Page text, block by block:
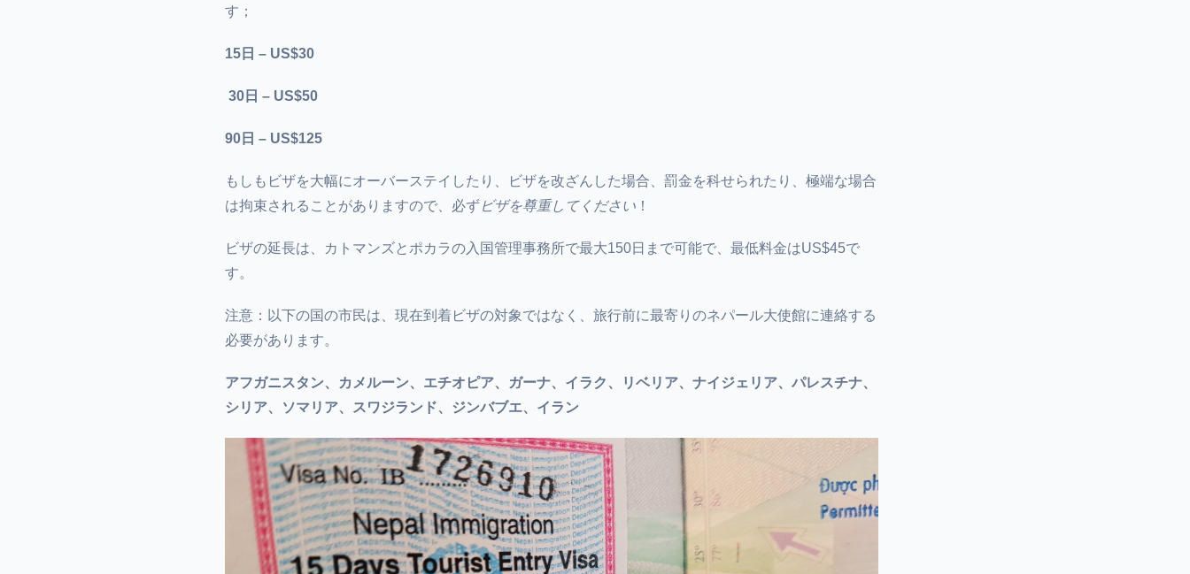
す；
15日 – US$30
30日 – US$50
90日 – US$125
もしもビザを大幅にオーバーステイしたり、ビザを改ざんした場合、罰金を科せられたり、極端な場合
は拘束されることがありますので、必ずビザを尊重してください ！
ビザの延長は、カトマンズとポカラの入国管理事務所で最大150日まで可能で、最低料金はUS$45で
す。
注意：以下の国の市民は、現在到着ビザの対象ではなく、旅行前に最寄りのネパール大使館に連絡する
必要があります。
アフガニスタン、カメルーン、エチオピア、ガーナ、イラク、リベリア、ナイジェリア、パレスチナ、
シリア、ソマリア、スワジランド、ジンバブエ、イラン